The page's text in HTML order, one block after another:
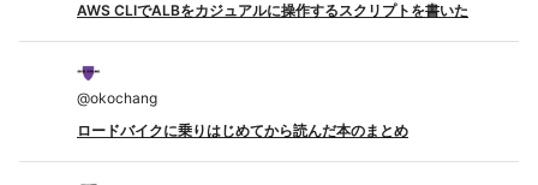
AWS CLIでALBをカジュアルに操作するスクリプトを書いた
@okochang
ロードバイクに乗りはじめてから読んだ本のまとめ